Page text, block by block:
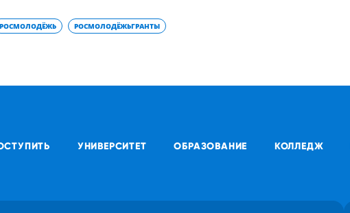
РОСМОЛОДЁЖЬ РОСМОЛОДЁЖЬГРАНТЫ
УНИВЕРСИТЕТ ОБРАЗОВАНИЕ КОЛЛЕДЖ